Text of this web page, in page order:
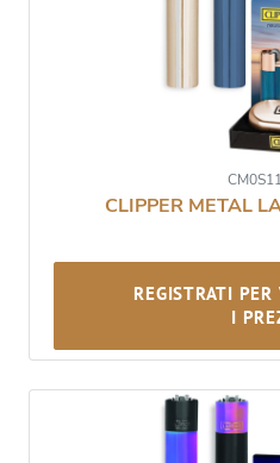
CLIPPER METAL
REGISTRATI
I